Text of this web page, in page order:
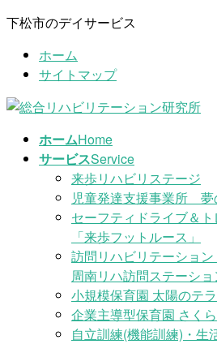
コ
ツ
ナ
シ
下松市のデイサービス
ホーム
サイトマップ
ホームHome
サービスService
来歩リハビリステージ
児童発達支援事業所 夢
セーフティドライブ＆
「来歩フットルース」
訪問リハビリテーショ
周南リハ訪問ステーショ
小規模保育園 太陽のテ
企業主導型保育園 さく
自立訓練(機能訓練)・